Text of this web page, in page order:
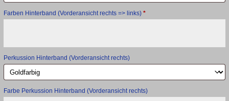
Farben Hinterband (Vorderansicht rechts => links) *
Perkussion Hinterband (Vorderansicht rechts)
Farbe Perkussion Hinterband (Vorderansicht rechts)